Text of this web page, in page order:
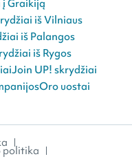
į Graikiją
iš Vilniaus
iš Palangos
iš Rygos
Join UP! skrydžiai
Oro uostai
politika